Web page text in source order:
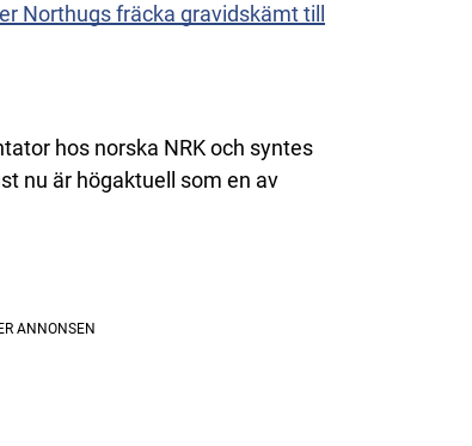
Northugs fräcka gravidskämt till
hos norska NRK och syntes
nu är högaktuell som en av